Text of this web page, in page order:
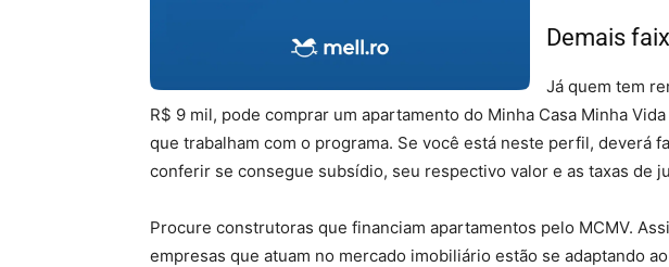
Demais
Já quem tem
R$ 9 mil, pode comprar um apartamento do Minha Casa Minha
que trabalham com o programa. Se você está neste perfil, deverá
conferir se consegue subsídio, seu respectivo valor e as taxas de
Procure construtoras que financiam apartamentos pelo MCMV.
empresas que atuam no mercado imobiliário estão se adaptando